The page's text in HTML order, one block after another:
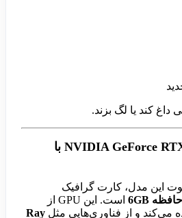
داغ کند یا لگ بزند.
کارت گرافیک NVIDIA GeForce RTX 3050 با
این مدل، کارت گرافیک
است. این GPU از
Ray